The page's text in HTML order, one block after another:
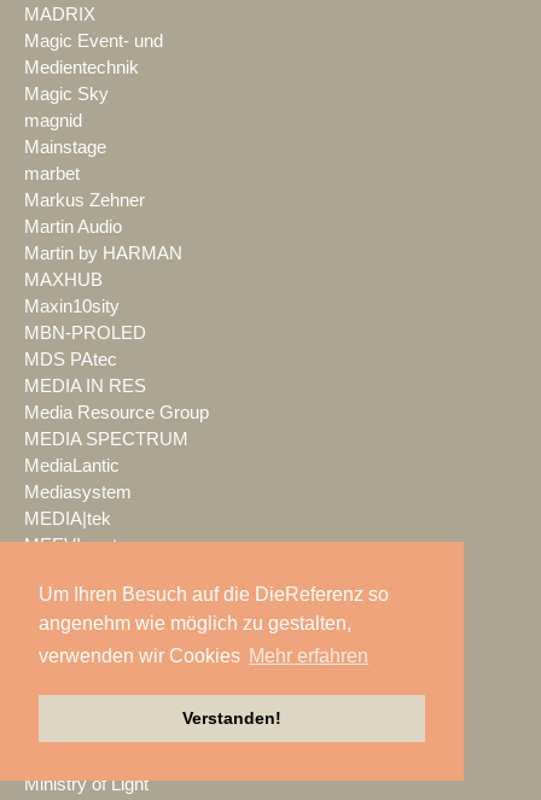
Um Ihren Besuch auf die DieReferenz so
angenehm wie möglich zu gestalten,
verwenden wir Cookies Mehr erfahren
Verstanden!
MADRIX
Magic Event- und
Medientechnik
Magic Sky
magnid
Mainstage
marbet
Markus Zehner
Martin Audio
Martin by HARMAN
MAXHUB
Maxin10sity
MBN-PROLED
MDS PAtec
MEDIA IN RES
Media Resource Group
MEDIA SPECTRUM
MediaLantic
Mediasystem
MEDIA|tek
MEEVI-rent
Megaforce
MEGATECH
Merging Technologies
Ministry of Light